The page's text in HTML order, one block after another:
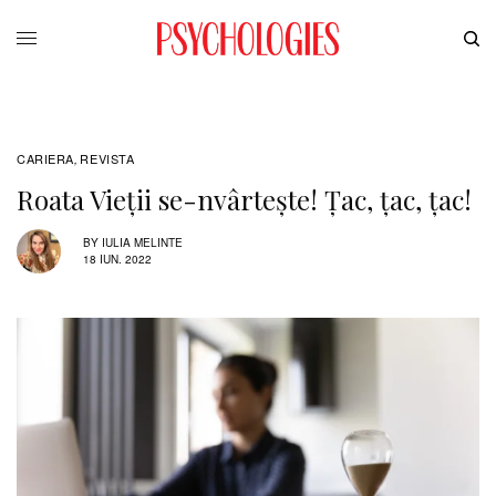
CARIERA, REVISTA
Roata Vieţii se-nvârtește! Ţac, ţac, ţac!
BY IULIA MELINTE
18 IUN. 2022